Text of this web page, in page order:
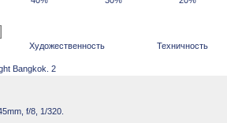
Художественность Техничность
Bangkok. 2
f/8, 1/320.